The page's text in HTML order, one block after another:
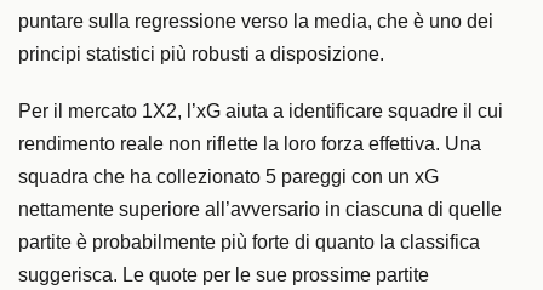
puntare sulla regressione verso la media, che è uno dei
principi statistici più robusti a disposizione.
Per il mercato 1X2, l’xG aiuta a identificare squadre il cui
rendimento reale non riflette la loro forza effettiva. Una
squadra che ha collezionato 5 pareggi con un xG
nettamente superiore all’avversario in ciascuna di quelle
partite è probabilmente più forte di quanto la classifica
suggerisca. Le quote per le sue prossime partite